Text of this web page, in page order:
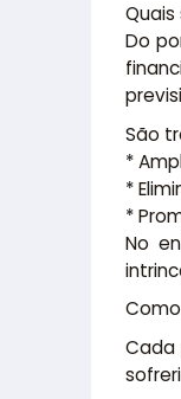
Do
São
*
*
*
No
Cada